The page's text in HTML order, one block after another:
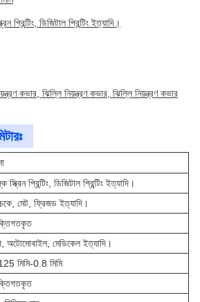
প্রিন্টিং, ডিজিটাল প্রিন্টিং ইত্যাদি।
কভার, ঝিল্লি নিয়ন্ত্রণ কভার, ঝিল্লি নিয়ন্ত্রণ কভার
স্ক্রিন প্রিন্টিং, ডিজিটাল প্রিন্টিং ইত্যাদি।
মেট, ফ্রিজড ইত্যাদি।
অটোমোবাইল, মেডিকেল ইত্যাদি।
মিমি-0.8 মিমি